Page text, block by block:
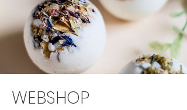
WEBSHOP